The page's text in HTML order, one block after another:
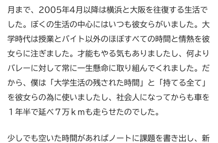
月まで、2005年4月以降は横浜と大阪を往復する生活で
した。ぼくの生活の中心にはいつも彼女らがいました。大
学時代は授業とバイト以外のほぼすべての時間と情熱を彼
女らに注ぎました。才能もやる気もありましたし、何より
バレーに対して常に一生懸命に取り組んでくれました。だ
から、僕は「大学生活の残された時間」と「持てる全て」
を彼女らの為に使いましたし、社会人になってからも車を
１年半で延べ７万ｋｍも走らせたのでした。
少しでも空いた時間があればノートに課題を書き出し、新